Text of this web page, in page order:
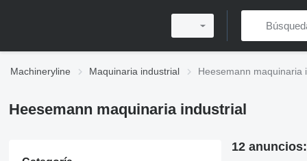
Machineryline Maquinaria industrial Heesemann maquinaria
Heesemann maquinaria industrial
12 anuncios: